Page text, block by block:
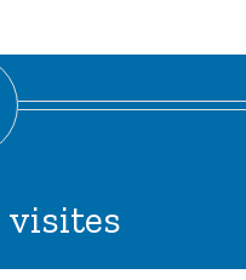
visites